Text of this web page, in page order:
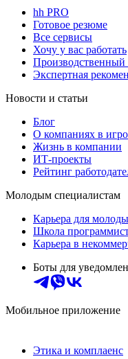
hh PRO
Готовое резюме
Все сервисы
Хочу у вас работать
Производственный
Экспертная
Новости и статьи
Блог
О компаниях в
Жизнь в компании
ИТ-проекты
Рейтинг
Молодым специалистам
Карьера для
Школа
Карьера в
Боты для
Мобильное приложение
Этика и комплаенс